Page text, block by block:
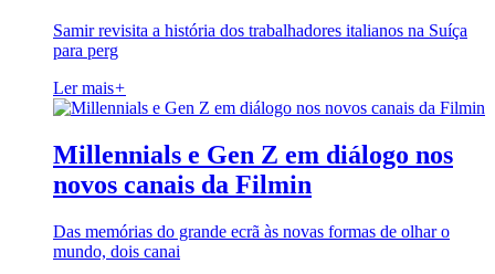
Samir revisita a história dos trabalhadores italianos na Suíça
para perg
Ler mais+
Millennials e Gen Z em diálogo nos
novos canais da Filmin
Das memórias do grande ecrã às novas formas de olhar o
mundo, dois canai